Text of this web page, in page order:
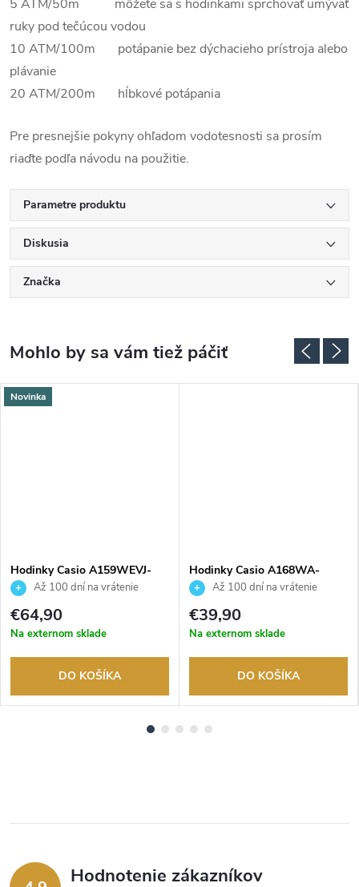
5 ATM/50m môžete sa s hodinkami sprchovať umývať
ruky pod tečúcou vodou
10 ATM/100m potápanie bez dýchacieho prístroja alebo
plávanie
20 ATM/200m hĺbkové potápania
Pre presnejšie pokyny ohľadom vodotesnosti sa prosím
riaďte podľa návodu na použitie.
Parametre produktu
Diskusia
Značka
Novinka
Hodinky Casio A159WEVJ-
7ER Až 100 dní na vrátenie
tovaru. Autorizovaný predajca.
€64,90
Na externom sklade
DO KOŠÍKA
Hodinky Casio A168WA-
8AYESAž 100 dní na vrátenie
tovaru. Autorizovaný predajca.
€39,90
Na externom sklade
DO KOŠÍKA
Hodnotenie zákazníkov